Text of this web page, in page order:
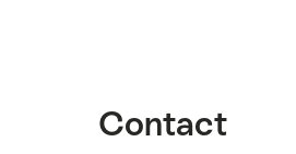
Contact